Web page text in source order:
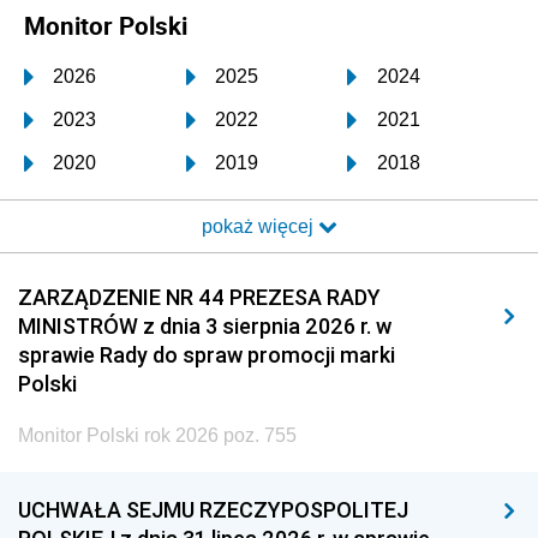
Monitor Polski
2026 2025 2024
2023 2022 2021
2020 2019 2018
2017 2016 2015
2014 2013 2012
2011 2010 2009
2008 2007 2006
2005
1996 1995 1994
pokaż więcej
ZARZĄDZENIE NR 44 PREZESA RADY
MINISTRÓW z dnia 3 sierpnia 2026 r. w
sprawie Rady do spraw promocji marki
Polski
Monitor Polski rok 2026 poz. 755
UCHWAŁA SEJMU RZECZYPOSPOLITEJ